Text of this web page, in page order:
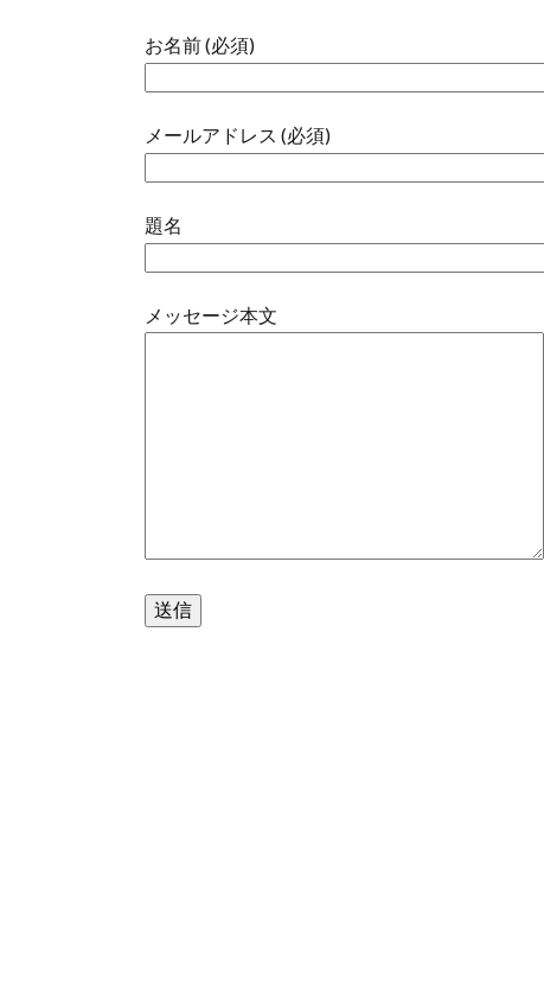
お名前 (必須)
メールアドレス (必須)
題名
メッセージ本文